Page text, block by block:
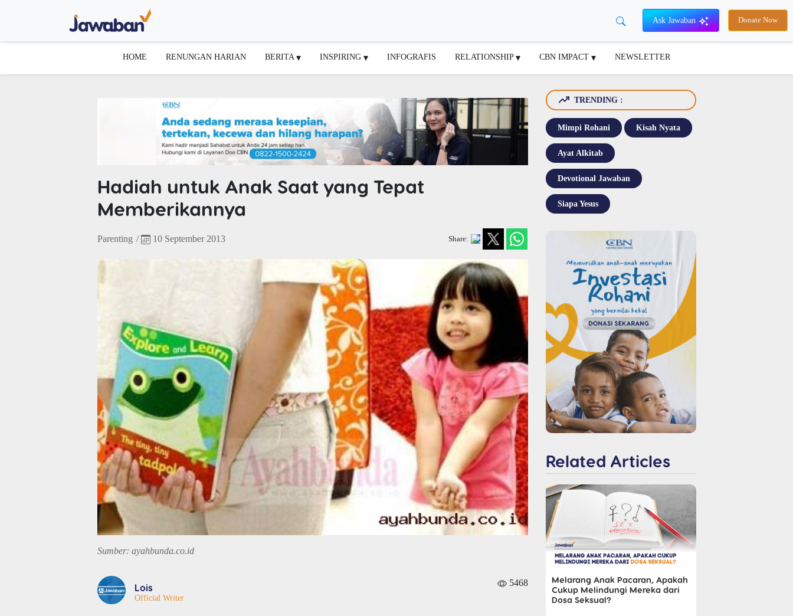
Ask Jawaban Donate Now
HOME RENUNGAN HARIAN BERITA INSPIRING INFOGRAFIS RELATIONSHIP CBN IMPACT NEWSLETTER
Hadiah untuk Anak Saat yang Tepat
Memberikannya
Parenting / 10 September 2013 Share:
Sumber: ayahbunda.co.id
Lois
Official Writer
5468
TRENDING :
Mimpi Rohani Kisah Nyata
Ayat Alkitab
Devotional Jawaban
Siapa Yesus
Related Articles
Melarang Anak Pacaran, Apakah
Cukup Melindungi Mereka dari
Dosa Seksual?